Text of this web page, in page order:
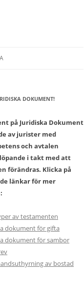
DOKUMENT!
på Juridiska Dokument
av jurister med
och avtalen
i takt med att
förändras. Klicka på
länkar för mer
av testamenten
dokument för gifta
dokument för sambor
av bostad